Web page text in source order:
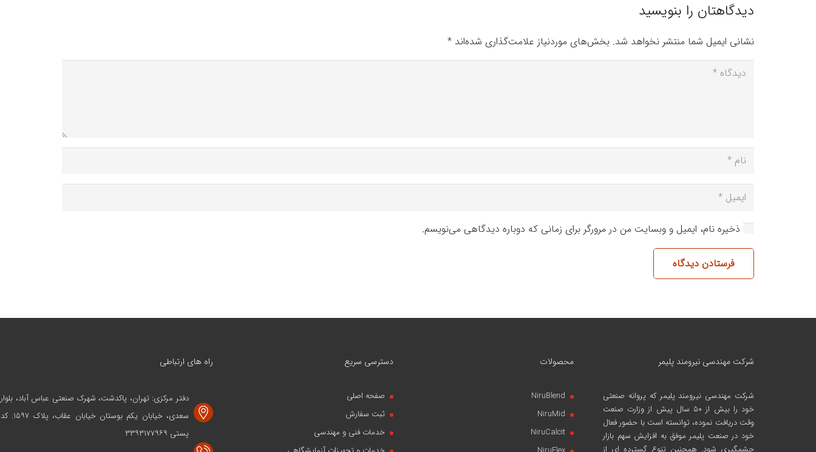
دیدگاهتان را بنویسید
نشانی ایمیل شما منتشر نخواهد شد. بخش‌های موردنیاز علامت‌گذاری شده‌اند *
ذخیره نام، ایمیل و وبسایت من در مرورگر برای زمانی که دوباره دیدگاهی می‌نویسم.
فرستادن دیدگاه
شرکت مهندسی نیرومند پلیمر
شرکت مهندسی نیرومند پلیمرکه پروانه صنعتی
خود را بیش از ۵۰ سال پیش از وزارت صنعت
وقت دریافت نموده، توانسته است با حضور فعال
خود در صنعت پلیمر موفق به افزایش سهم بازار
چشمگیری شود. همچنین تنوع گسترده ای از
محصولات
NiruBlend
NiruMid
NiruCalcit
دسترسی سریع
صفحه اصلی
ثبت سفارش
خدمات فنی و مهندسی
راه های ارتباطی
دفتر مرکزی: تهران، پاکدشت، شهرک صنعتی عباس آباد، بلوار
سعدی، خیابان یکم بوستان خیابان عقاب، پلاک ۱۵۹۷. کد
پستی ۳۳۹۳۱۷۷۹۶۹